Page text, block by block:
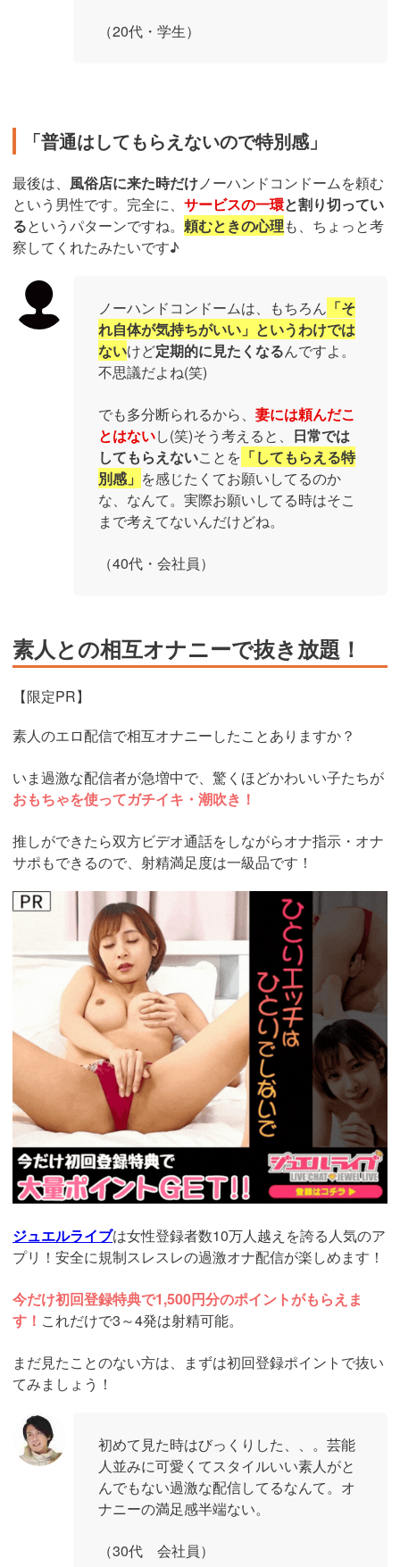
（20代・学生）
「普通はしてもらえないので特別感」
最後は、 風俗店に来た時だけノーハンドコンドームを頼む
という男性です。完全に、 サービスの一環と割り切ってい
るというパターンですね。 頼むときの心理も、ちょっと考
察してくれたみたいです♪
ノーハンドコンドームは、もちろん 「そ
れ自体が気持ちがいい」というわけでは
ないけど定期的に見たくなるんですよ。
不思議だよね(笑)
でも多分断られるから、 妻には頼んだこ
とはないし(笑)そう考えると、 日常では
してもらえないことを 「してもらえる特
別感」 を感じたくてお願いしてるのか
な、なんて。実際お願いしてる時はそこ
まで考えてないんだけどね。
（40代・会社員）
素人との相互オナニーで抜き放題！
【限定PR】
素人のエロ配信で相互オナニーしたことありますか？
いま過激な配信者が急増中で、驚くほどかわいい子たちが
おもちゃを使ってガチイキ・潮吹き！
推しができたら双方ビデオ通話をしながらオナ指示・オナ
サポもできるので、射精満足度は一級品です！
https://www.j-
live.tv/LiveChat/acs.php?
si=jwchatt&pid=MLA5661_0004&pa=lp40.php
ジュエルライブは女性登録者数10万人越えを誇る人気のア
プリ！安全に規制スレスレの過激オナ配信が楽しめます！
今だけ初回登録特典で1,500円分のポイントがもらえま
す！ これだけで3～4発は射精可能。
まだ見たことのない方は、まずは初回登録ポイントで抜い
てみましょう！
初めて見た時はびっくりした、、。芸能
人並みに可愛くてスタイルいい素人がと
んでもない過激な配信してるなんて。オ
ナニーの満足感半端ない。
（30代 会社員）